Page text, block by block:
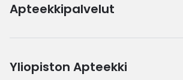
Apteekkipalvelut
Yliopiston Apteekki